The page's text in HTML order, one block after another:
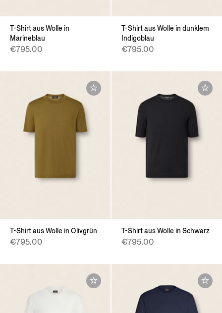
T-Shirt aus Wolle in
Marineblau
€795.00
T-Shirt aus Wolle in dunklem
Indigoblau
€795.00
T-Shirt aus Wolle in Olivgrün
€795.00
T-Shirt aus Wolle in Schwarz
€795.00